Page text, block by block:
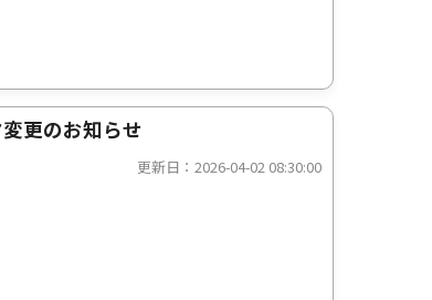
更のお知らせ
更新日：2026-04-02 08:30:00